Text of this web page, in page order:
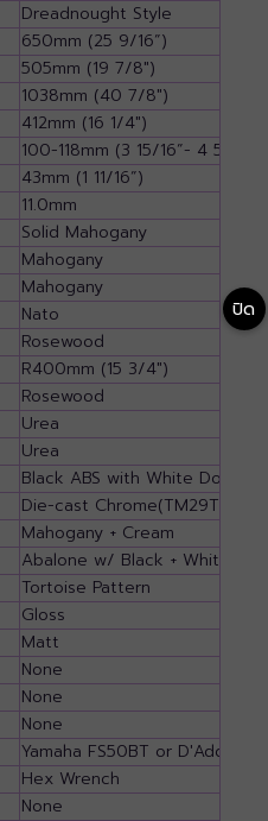
Dreadnought Style
650mm (25 9/16”)
505mm (19 7/8")
1038mm (40 7/8")
412mm (16 1/4")
100-118mm (3 15/16”- 4 5/8”)
43mm (1 11/16”)
11.0mm
Solid Mahogany
Mahogany
Mahogany
Nato
Rosewood
R400mm (15 3/4")
Rosewood
Urea
Urea
Black ABS with White Dot
Die-cast Chrome(TM29T)
Mahogany + Cream
Abalone w/ Black + White
Tortoise Pattern
Gloss
Matt
None
None
None
Yamaha FS50BT or D'Addario
Hex Wrench
None
ปิด